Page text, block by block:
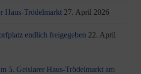
Haus-Trödelmarkt 27. April 2026
endlich freigegeben 22. April
5. Geislarer Haus-Trödelmarkt am